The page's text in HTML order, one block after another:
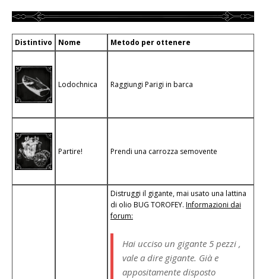
Distintivo Nome Metodo per ottenere
Lodochnica Raggiungi Parigi in barca
Partire! Prendi una carrozza semovente
Distruggi il gigante, mai usato una lattina
di olio BUG TOROFEY. Informazioni dai
forum:
Hai ucciso un gigante 5 pezzi ,
vale a dire gigante. Già e
appositamente disposto